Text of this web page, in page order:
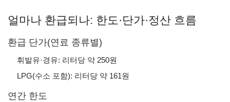
얼마나 환급되나: 한도·단가·정산 흐름
환급 단가(연료 종류별)
휘발유·경유: 리터당 약 250원
LPG(수소 포함): 리터당 약 161원
연간 한도